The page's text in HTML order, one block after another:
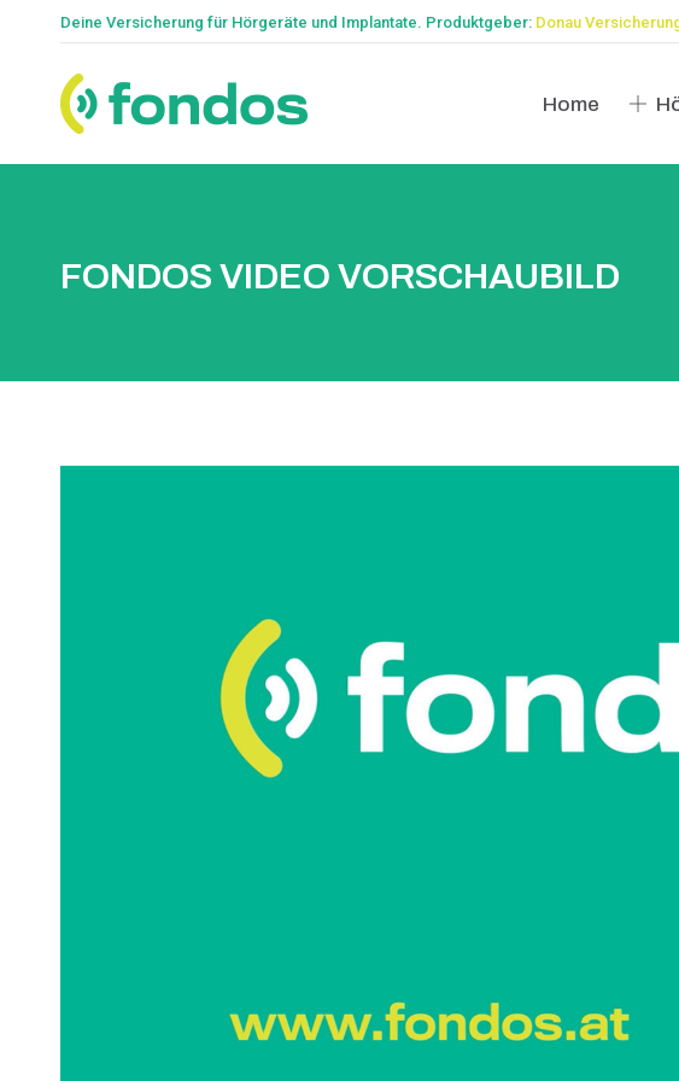
Deine Versicherung für Hörgeräte und Implantate. Produktgeber: Donau
Home
FONDOS VIDEO VORSCHAUBILD
Home